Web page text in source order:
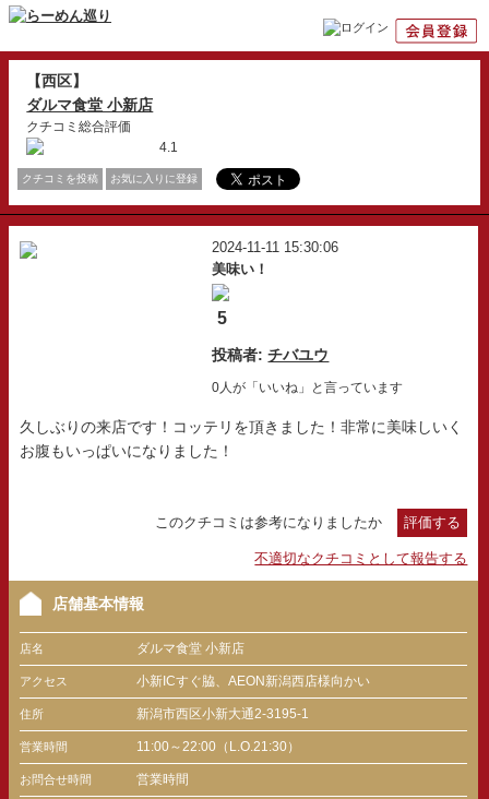
【西区】
ダルマ食堂 小新店
クチコミ総合評価
4.1
クチコミを投稿 お気に入りに登録
2024-11-11 15:30:06
美味い！
5
投稿者:チバユウ
0人が「いいね」と言っています
久しぶりの来店です！コッテリを頂きました！非常に美味しいく
お腹もいっぱいになりました！
このクチコミは参考になりましたか 評価する
不適切なクチコミとして報告する
店舗基本情報
店名 ダルマ食堂 小新店
アクセス 小新ICすぐ脇、AEON新潟西店様向かい
住所 新潟市西区小新大通2-3195-1
営業時間 11:00～22:00（L.O.21:30）
お問合せ時間 営業時間